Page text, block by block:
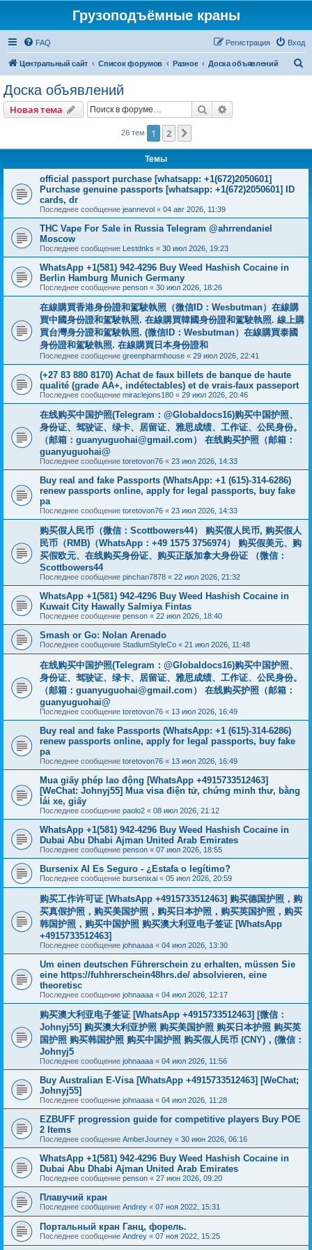
Грузоподъёмные краны
FAQ Вход
Регистрация
Центральный сайт Список форумов Разное Доска объявлений
Доска объявлений
Новая тема Поиск
26 тем 1 2
Темы
official passport purchase [whatsapp: +1(672)2050601]
Purchase genuine passports [whatsapp: +1(672)2050601] ID
cards, dr
Последнее сообщение jeannevol « 04 авг 2026, 11:39
THC Vape For Sale in Russia Telegram @ahrrendaniel
Moscow
Последнее сообщение Lestdnks « 30 июл 2026, 19:23
WhatsApp +1(581) 942-4296 Buy Weed Hashish Cocaine in
Berlin Hamburg Munich Germany
Последнее сообщение penson « 30 июл 2026, 18:26
在線購買香港身份證和駕駛執照（微信ID：Wesbutman）在線購
買中國身份證和駕駛執照. 在線購買韓國身份證和駕駛執照. 線上購
買台灣身分證和駕駛執照. (微信ID：Wesbutman）在線購買泰國
身份證和駕駛執照. 在線購買日本身份證和
Последнее сообщение greenpharmhouse « 29 июл 2026, 22:41
(+27 83 880 8170) Achat de faux billets de banque de haute
qualité (grade AA+, indétectables) et de vrais-faux passeport
Последнее сообщение miraclejons180 « 29 июл 2026, 20:46
在线购买中国护照(Telegram：@Globaldocs16)购买中国护照、
身份证、驾驶证、绿卡、居留证、雅思成绩、工作证、公民身份。
（邮箱： guanyuguohai@gmail.com ） 在线购买护照（邮箱：
guanyuguohai@
Последнее сообщение toretovon76 « 23 июл 2026, 14:33
Buy real and fake Passports (WhatsApp: +1 (615)-314-6286)
renew passports online, apply for legal passports, buy fake
pa
Последнее сообщение toretovon76 « 23 июл 2026, 14:33
购买假人民币（微信：Scottbowers44） 购买假人民币, 购买假人
民币（RMB)（WhatsApp：+49 1575 3756974） 购买假美元、购
买假欧元、在线购买身份证、购买正版加拿大身份证 （微信：
Scottbowers44
Последнее сообщение pinchan7878 « 22 июл 2026, 21:32
WhatsApp +1(581) 942-4296 Buy Weed Hashish Cocaine in
Kuwait City Hawally Salmiya Fintas
Последнее сообщение penson « 22 июл 2026, 18:40
Smash or Go: Nolan Arenado
Последнее сообщение StadiumStyleCo « 21 июл 2026, 11:48
在线购买中国护照(Telegram：@Globaldocs16)购买中国护照、
身份证、驾驶证、绿卡、居留证、雅思成绩、工作证、公民身份。
（邮箱： guanyuguohai@gmail.com ） 在线购买护照（邮箱：
guanyuguohai@
Последнее сообщение toretovon76 « 13 июл 2026, 16:49
Buy real and fake Passports (WhatsApp: +1 (615)-314-6286)
renew passports online, apply for legal passports, buy fake
pa
Последнее сообщение toretovon76 « 13 июл 2026, 16:49
Mua giấy phép lao động [WhatsApp +4915733512463]
[WeChat: Johnyj55] Mua visa điện tử, chứng minh thư, bằng
lái xe, giấy
Последнее сообщение paolo2 « 08 июл 2026, 21:12
WhatsApp +1(581) 942-4296 Buy Weed Hashish Cocaine in
Dubai Abu Dhabi Ajman United Arab Emirates
Последнее сообщение penson « 07 июл 2026, 18:55
Bursenix AI Es Seguro - ¿Estafa o legítimo?
Последнее сообщение bursenixai « 05 июл 2026, 20:59
购买工作许可证 [WhatsApp +4915733512463] 购买德国护照，购
买真假护照，购买美国护照，购买日本护照，购买英国护照，购买
韩国护照，购买中国护照 购买澳大利亚电子签证 [WhatsApp
+4915733512463]
Последнее сообщение johnaaaa « 04 июл 2026, 13:30
Um einen deutschen Führerschein zu erhalten, müssen Sie
eine https://fuhhrerschein48hrs.de/ absolvieren, eine
theoretisc
Последнее сообщение johnaaaa « 04 июл 2026, 12:17
购买澳大利亚电子签证 [WhatsApp +4915733512463] [微信：
Johnyj55] 购买澳大利亚护照 购买美国护照 购买日本护照 购买英
国护照 购买韩国护照 购买中国护照 购买假人民币 (CNY)，(微信：
Johnyj5
Последнее сообщение johnaaaa « 04 июл 2026, 11:56
Buy Australian E-Visa [WhatsApp +4915733512463] [WeChat;
Johnyj55]
Последнее сообщение johnaaaa « 04 июл 2026, 11:28
EZBUFF progression guide for competitive players Buy POE
2 Items
Последнее сообщение AmberJourney « 30 июн 2026, 06:16
WhatsApp +1(581) 942-4296 Buy Weed Hashish Cocaine in
Dubai Abu Dhabi Ajman United Arab Emirates
Последнее сообщение penson « 27 июн 2026, 09:20
Плавучий кран
Последнее сообщение Andrey « 07 ноя 2022, 15:31
Портальный кран Ганц, форель.
Последнее сообщение Andrey « 07 ноя 2022, 15:25